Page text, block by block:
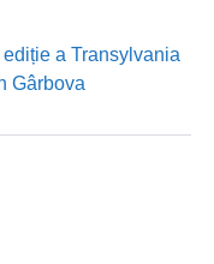
a Transylvania
Gârbova